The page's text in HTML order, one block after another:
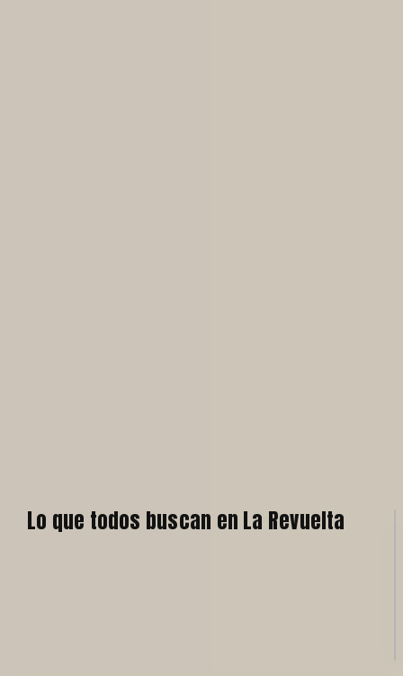
Lo que todos buscan en La Revuelta